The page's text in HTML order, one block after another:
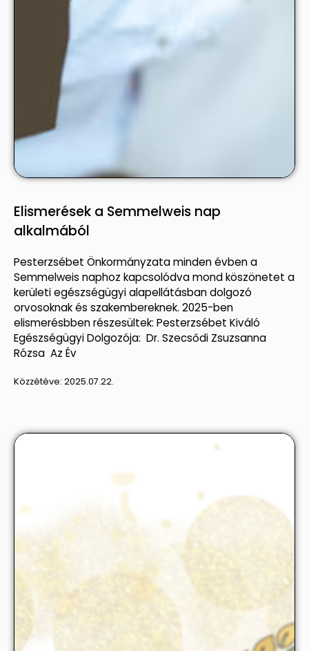
Elismerések a Semmelweis nap
alkalmából
Pesterzsébet Önkormányzata minden évben a
Semmelweis naphoz kapcsolódva mond köszönetet a
kerületi egészségügyi alapellátásban dolgozó
orvosoknak és szakembereknek. 2025-ben
elismerésbben részesültek: Pesterzsébet Kiváló
Egészségügyi Dolgozója: Dr. Szecsődi Zsuzsanna
Rózsa Az Év
Közzétéve: 2025.07.22.